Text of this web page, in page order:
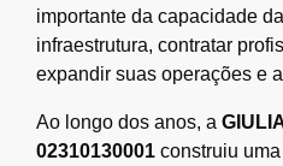
importante da capacidade
infraestrutura, contratar
expandir suas operações e
Ao longo dos anos, a
02310130001 construiu